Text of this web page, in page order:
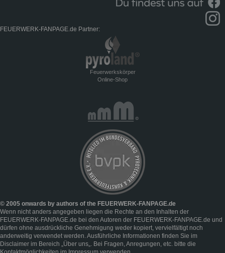
FEUERWERK-FANPAGE.de Partner:
Feuerwerkskörper
Online-Shop
© 2005 onwards by authors of the FEUERWERK-FANPAGE.de
Wenn nicht anders angegeben liegen die Rechte an den Inhalten der
FEUERWERK-FANPAGE.de bei den Autoren der FEUERWERK-FANPAGE.de und
dürfen ohne ausdrückliche Genehmigung weder kopiert, vervielfältigt noch
anderweitig verwendet werden. Ausführliche Informationen finden Sie im
Disclaimer im Bereich „Über uns„. Bei Fragen, Anregungen, etc. bitte die